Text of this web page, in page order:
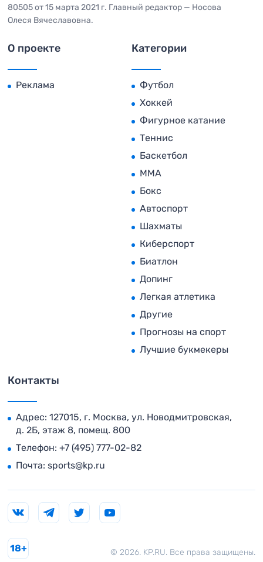
80505 от 15 марта 2021 г. Главный редактор — Носова
Олеся Вячеславовна.
О проекте
Реклама
Категории
Футбол
Хоккей
Фигурное катание
Теннис
Баскетбол
MMA
Бокс
Автоспорт
Шахматы
Киберспорт
Биатлон
Допинг
Легкая атлетика
Другие
Прогнозы на спорт
Лучшие букмекеры
Контакты
Адрес: 127015, г. Москва, ул. Новодмитровская,
д. 2Б, этаж 8, помещ. 800
Телефон: +7 (495) 777-02-82
Почта: sports@kp.ru
© 2026. KP.RU. Все права защищены.
18+